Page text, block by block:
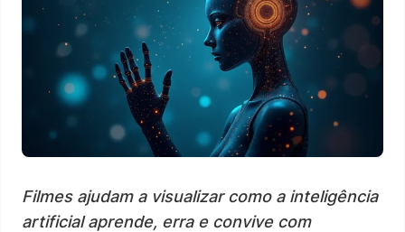
Filmes ajudam a visualizar como a inteligência
artificial aprende, erra e convive com